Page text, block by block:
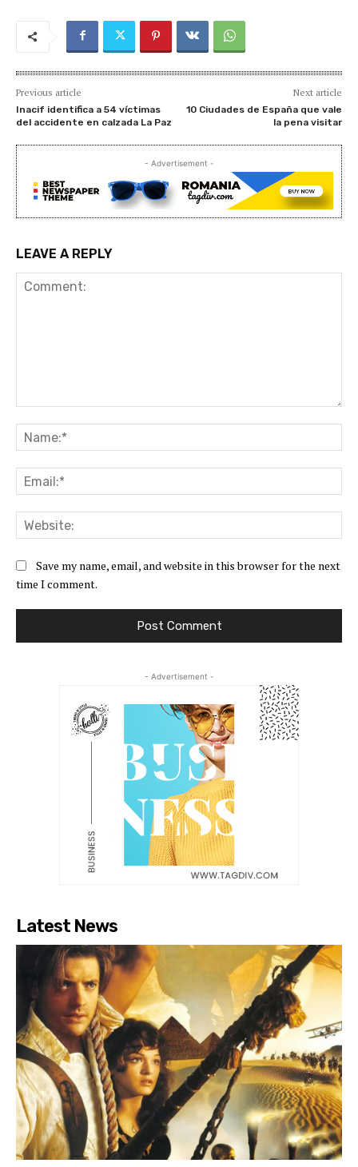
Previous article
Inacif identifica a 54 víctimas
del accidente en calzada La Paz
Next article
10 Ciudades de España que vale
la pena visitar
- Advertisement -
LEAVE A REPLY
Save my name, email, and website in this browser for the next
time I comment.
- Advertisement -
Latest News